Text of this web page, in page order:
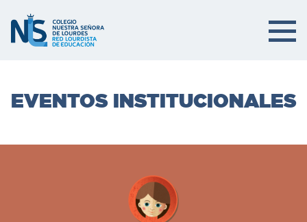
EVENTOS INSTITUCIONALES